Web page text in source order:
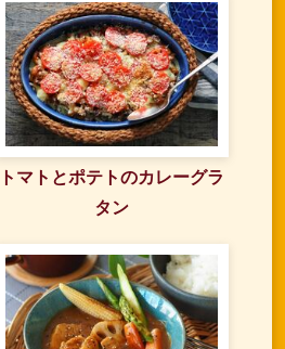
トマトとポテトのカレーグラ
タン